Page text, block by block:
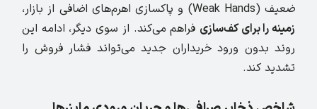
ضعیف (Weak Hands) و پاکسازی اهرم‌های اضافی از بازار،
زمینه را برای کف‌سازی فراهم می‌کند. از سوی دیگر، ادامه این
روند بدون ورود خریداران جدید می‌تواند فشار فروش را
تشدید کند.